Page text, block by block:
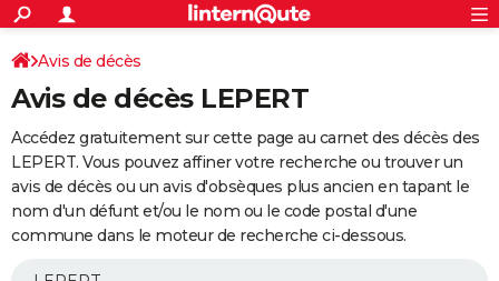
ACTUALITÉS
Politique
Société
Faits Divers
Education
Monde
Villes
+
SPORT
Coupe du monde 2026
Football
Tennis
Cyclisme
Rugby
Forum
Programme TV
TNTStreaming
Cinéma
Sorties cinéma
Musique
+FINANCE
Retraite
Epargne
Immobilier
Risques naturels par ville
Banque
Assurance
AUTO
Essais
Réserver un essai
Citadines
Berlines
SUV
Forum auto
+
Avis de décès
Avis de décès LEPERT
Accédez gratuitement sur cette page au carnet des décès des
LEPERT. Vous pouvez affiner votre recherche ou trouver un
avis de décès ou un avis d'obsèques plus ancien en tapant le
nom d'un défunt et/ou le nom ou le code postal d'une
commune dans le moteur de recherche ci-dessous.